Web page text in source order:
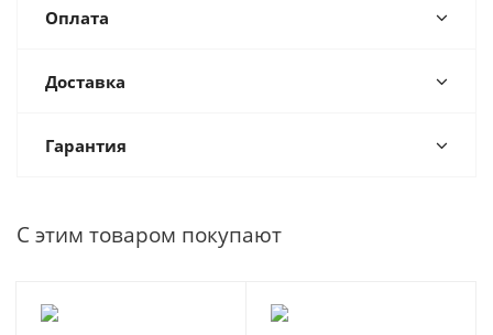
Оплата
Доставка
Гарантия
С этим товаром покупают